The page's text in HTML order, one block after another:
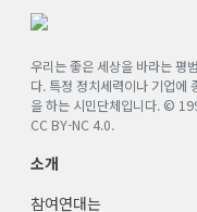
우리는 좋은 세상을 바라는 평
다. 특정 정치세력이나 기업에
을 하는 시민단체입니다. ©
CC BY-NC 4.0.
소개
참여연대는